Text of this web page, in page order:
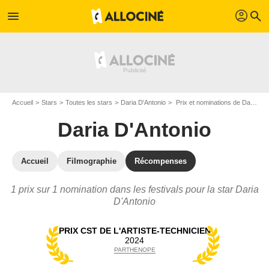
menu profil search
Accueil Stars Toutes les stars Daria D'Antonio Prix et nominations de Daria D'Antonio
Daria D'Antonio
Accueil Filmographie Récompenses
1 prix sur 1 nomination dans les festivals pour la star Daria
D'Antonio
PRIX CST DE L'ARTISTE-TECHNICIEN
2024
PARTHENOPE